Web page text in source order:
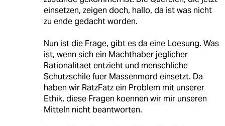
einsetzen, zeigen doch, hallo, da ist was nicht
zu ende gedacht worden.
Nun ist die Frage, gibt es da eine Loesung. Was
ist, wenn sich ein Machthaber jeglicher
Rationalitaet entzieht und menschliche
Schutzschile fuer Massenmord einsetzt. Da
haben wir RatzFatz ein Problem mit unserer
Ethik, diese Fragen koennen wir mir unseren
Mitteln nicht beantworten.